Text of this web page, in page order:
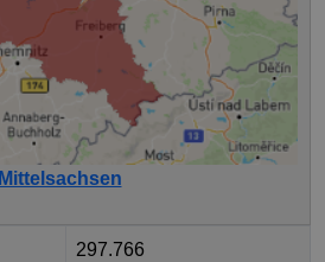
Mittelsachsen
297.766